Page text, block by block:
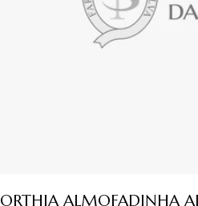
ORTHIA ALMOFADINHA